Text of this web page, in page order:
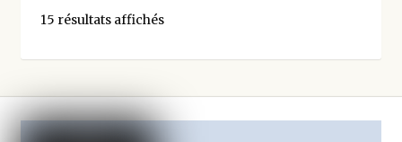
être
sur
la
15 résultats affichésTrié
popularité